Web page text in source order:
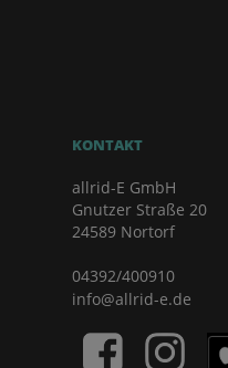
KONTAKT
allrid-E GmbH
Gnutzer Straße 20
24589 Nortorf
04392/400910
info@allrid-e.de